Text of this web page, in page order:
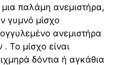
μια παλάμη ανεμιστήρα,
γυμνό μίσχο
ανεμιστήρα
Το μίσχο είναι
δόντια ή αγκάθια